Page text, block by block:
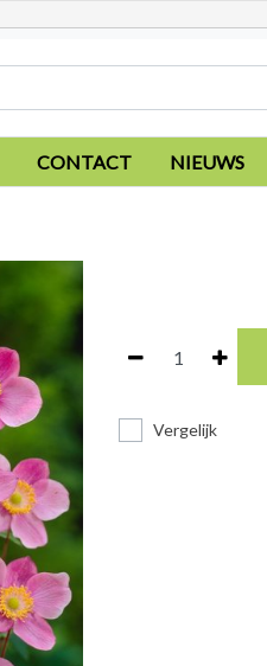
CONTACT NIEUWS
Vergelijk